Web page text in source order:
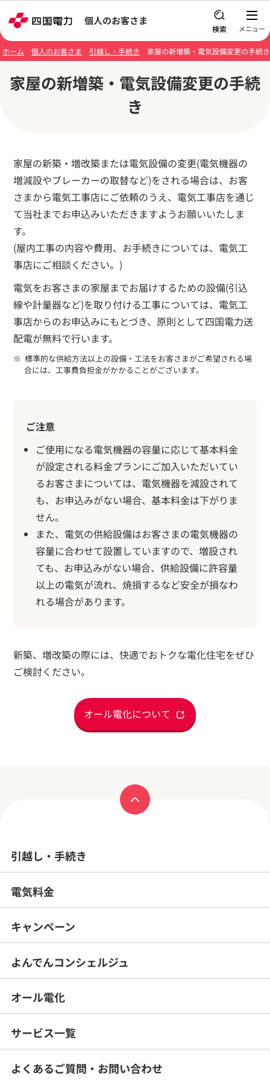
個人のお客さま
ホーム 個人のお客さま 引越し・手続き 家屋の新増築・電気設備変更の手続き
家屋の新増築・電気設備変更の手続
き
家屋の新築・増改築または電気設備の変更(電気機器の
増減設やブレーカーの取替など)をされる場合は、お客
さまから電気工事店にご依頼のうえ、電気工事店を通じ
て当社までお申込みいただきますようお願いいたしま
す。
(屋内工事の内容や費用、お手続きについては、電気工
事店にご相談ください。)
電気をお客さまの家屋までお届けするための設備(引込
線や計量器など)を取り付ける工事については、電気工
事店からのお申込みにもとづき、原則として四国電力送
配電が無料で行います。
標準的な供給方法以上の設備・工法をお客さまがご希望される場
合には、工事費負担金がかかることがございます。
ご注意
ご使用になる電気機器の容量に応じて基本料金
が設定される料金プランにご加入いただいてい
るお客さまについては、電気機器を減設されて
も、お申込みがない場合、基本料金は下がりま
せん。
また、電気の供給設備はお客さまの電気機器の
容量に合わせて設置していますので、増設され
ても、お申込みがない場合、供給設備に許容量
以上の電気が流れ、焼損するなど安全が損なわ
れる場合があります。
新築、増改築の際には、快適でおトクな電化住宅をぜひ
ご検討ください。
オール電化について
引越し・手続き
電気料金
キャンペーン
よんでんコンシェルジュ
オール電化
サービス一覧
よくあるご質問・ お問い合わせ